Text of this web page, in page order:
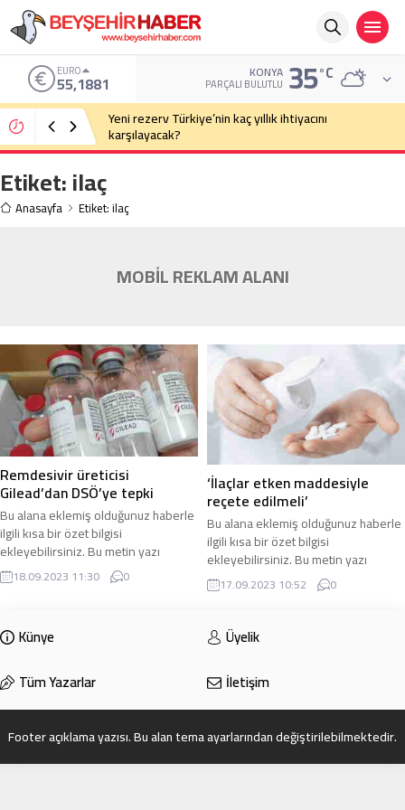
EURO
55,1881 KONYA
PARÇALI BULUTLU 35°C
Yeni rezerv Türkiye’nin kaç yıllık ihtiyacını
karşılayacak?
Etiket:ilaç
Anasayfa Etiket: ilaç
MOBİL REKLAM ALANI
Remdesivir üreticisi
Gilead’dan DSÖ’ye tepki
Bu alana eklemiş olduğunuz haberle
ilgili kısa bir özet bilgisi
ekleyebilirsiniz. Bu metin yazı
düzenleme sayfasında “Özet”
bölümünden eklenebilir. Özet
eklenmemişse bu alan boş kalır.
18.09.2023 11:30 0
‘İlaçlar etken maddesiyle
reçete edilmeli’
Bu alana eklemiş olduğunuz haberle
ilgili kısa bir özet bilgisi
ekleyebilirsiniz. Bu metin yazı
düzenleme sayfasında “Özet”
bölümünden eklenebilir. Özet
olarak bu şekilde gösterilir,
eklenmemişse bu alan boş kalır.
17.09.2023 10:52 0
Künye
Üyelik
Tüm Yazarlar
İletişim
Footer açıklama yazısı. Bu alan tema ayarlarından değiştirilebilmektedir.